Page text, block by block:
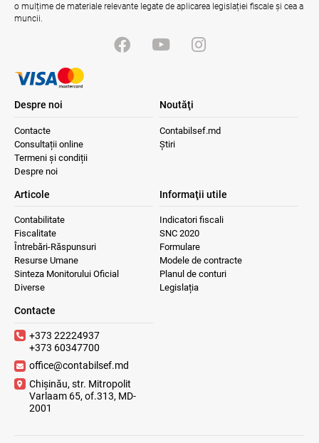
o mulțime de materiale relevante legate de aplicarea legislației fiscale și cea a
muncii.
Despre noi
Contacte
Consultații online
Termeni și condiții
Despre noi
Noutăţi
Contabilsef.md
Știri
Articole
Contabilitate
Fiscalitate
Întrebări-Răspunsuri
Resurse Umane
Sinteza Monitorului Oficial
Diverse
Informaţii utile
Indicatori fiscali
SNC 2020
Formulare
Modele de contracte
Planul de conturi
Legislația
Contacte
+373 22224937
+373 60347700
office@contabilsef.md
Chișinău, str. Mitropolit
Varlaam 65, of.313, MD-
2001